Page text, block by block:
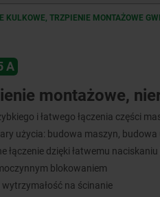
KULKOWE, TRZPIENIE MONTAŻOWE
A
montażowe,
i łatwego łączenia części
użycia: budowa maszyn,
łączenie dzięki łatwemu
blokowaniem
wytrzymałość na ścinanie